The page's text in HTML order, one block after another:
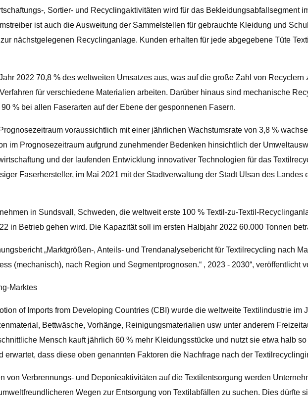
, Sortier- und Recyclingaktivitäten wird für das Bekleidungsabfallsegment
ist auch die Ausweitung der Sammelstellen für gebrauchte Kleidung und
nächstgelegenen Recyclinganlage. Kunden erhalten für jede abgegebene Tüte
2022 70,8 % des weltweiten Umsatzes aus, was auf die große Zahl von
für verschiedene Materialien arbeiten. Darüber hinaus sind mechanische
% bei allen Faserarten auf der Ebene der gesponnenen Fasern.
voraussichtlich mit einer jährlichen Wachstumsrate von 3,8 %
im Prognosezeitraum aufgrund zunehmender Bedenken hinsichtlich der
und der laufenden Entwicklung innovativer Technologien für das
Faserhersteller, im Mai 2021 mit der Stadtverwaltung der Stadt Ulsan des
in Sundsvall, Schweden, die weltweit erste 100 % Textil-zu-Textil-
in Betrieb gehen wird. Die Kapazität soll im ersten Halbjahr 2022 60.000 Tonnen
„Marktgrößen-, Anteils- und Trendanalysebericht für Textilrecycling nach
(mechanisch), nach Region und Segmentprognosen.“ , 2023 - 2030“, veröffentlicht
Marktes
of Imports from Developing Countries (CBI) wurde die weltweite Textilindustrie
Bettwäsche, Vorhänge, Reinigungsmaterialien usw unter anderem
Mensch kauft jährlich 60 % mehr Kleidungsstücke und nutzt sie etwa halb
erwartet, dass diese oben genannten Faktoren die Nachfrage nach der
von Verbrennungs- und Deponieaktivitäten auf die Textilentsorgung werden
Wegen zur Entsorgung von Textilabfällen zu suchen. Dies dürfte